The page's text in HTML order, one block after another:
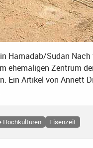
Hamadab/Sudan
ehemaligen Zentrum
Ein Artikel von Annett
Hochkulturen Eisenzeit